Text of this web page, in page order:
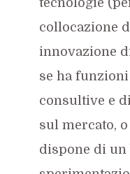
collocazione
innovazione
se ha
consultive e
sul mercato,
dispone di un